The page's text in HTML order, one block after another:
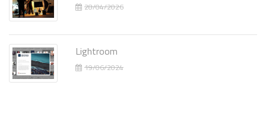
28/04/2026
Lightroom
19/06/2024